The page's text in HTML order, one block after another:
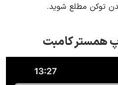
توکن مطلع شوید.
همستر کامبت